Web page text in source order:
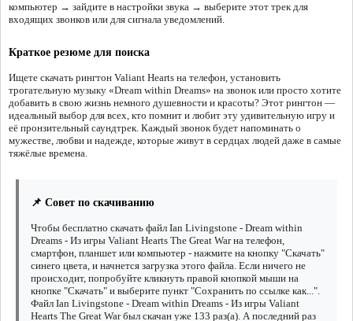
компьютер → зайдите в настройки звука → выберите этот трек для
входящих звонков или для сигнала уведомлений.
Краткое резюме для поиска
Ищете скачать рингтон Valiant Hearts на телефон, установить
трогательную музыку «Dream within Dreams» на звонок или просто хотите
добавить в свою жизнь немного душевности и красоты? Этот рингтон —
идеальный выбор для всех, кто помнит и любит эту удивительную игру и
её пронзительный саундтрек. Каждый звонок будет напоминать о
мужестве, любви и надежде, которые живут в сердцах людей даже в самые
тяжёлые времена.
📌 Совет по скачиванию
Чтобы бесплатно скачать файл Ian Livingstone - Dream within
Dreams - Из игры Valiant Hearts The Great War на телефон,
смартфон, планшет или компьютер - нажмите на кнопку "Скачать"
синего цвета, и начнется загрузка этого файла. Если ничего не
происходит, попробуйте кликнуть правой кнопкой мыши на
кнопке "Скачать" и выберите пункт "Сохранить по ссылке как...".
Файл Ian Livingstone - Dream within Dreams - Из игры Valiant
Hearts The Great War был скачан уже 133 раз(а). А последний раз